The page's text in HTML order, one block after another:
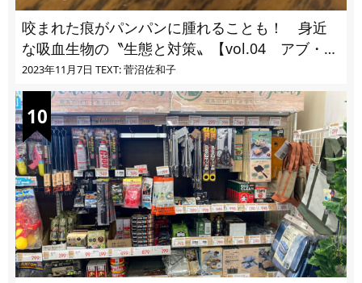
咬まれた痕がパンパンに腫れることも！ 身近
な吸血生物の〝生態と対策〟【vol.04 アブ・ブ
ユ・ヌカカ】
2023年11月7日 TEXT: 菅沼佐和子